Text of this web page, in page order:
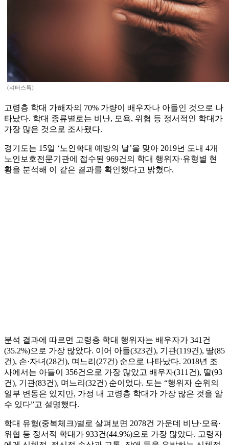
(셔터스톡)
고령층 학대 가해자의 70% 가량이 배우자나 아들인 것으로 나
타났다. 학대 종류별로는 비난, 모욕, 위협 등 정서적인 학대가
가장 많은 것으로 조사됐다.
경기도는 15일 ‘노인학대 예방의 날’을 맞아 2019년 도내 4개
노인보호전문기관에 접수된 969건의 학대 행위자·유형별 현
황을 분석해 이 같은 결과를 확인했다고 밝혔다.
분석 결과에 따르면 고령층 학대 행위자는 배우자가 341건
(35.2%)으로 가장 많았다. 이어 아들(323건), 기관(119건), 딸(85
건), 손·자녀(28건), 며느리(27건) 순으로 나타났다. 2018년 조
사에서는 아들이 356건으로 가장 많았고 배우자(311건), 딸(93
건), 기관(83건), 며느리(32건) 순이었다. 도는 “행위자 순위의
일부 변동은 있지만, 가정 내 고령층 학대가 가장 많은 것을 알
수 있다”고 설명했다.
학대 유형(중복체크)별로 살펴보면 2078건 가운데 비난·모욕·
위협 등 정서적 학대가 933건(44.9%)으로 가장 많았다. 고령자